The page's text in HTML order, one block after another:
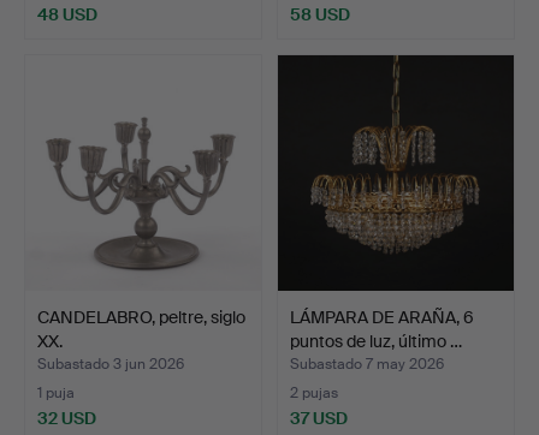
48 USD 58 USD
CANDELABRO, peltre, siglo
XX.
Subastado 3 jun 2026
1 puja
32 USD
LÁMPARA DE ARAÑA, 6
puntos de luz, último …
Subastado 7 may 2026
2 pujas
37 USD